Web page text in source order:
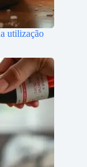
utilização